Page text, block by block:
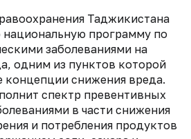
Таджикистана
национальную программу по
заболеваниями на
одним из пунктов которой
концепции снижения вреда.
спектр превентивных
в части снижения
и потребления продуктов